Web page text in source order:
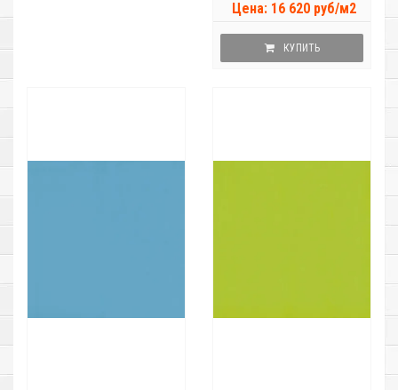
Цена: 16 620 руб/м2
КУПИТЬ